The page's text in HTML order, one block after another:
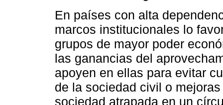
En países con alta
marcos institucionales lo
grupos de mayor poder
las ganancias del
apoyen en ellas para evitar
de la sociedad civil o
sociedad atrapada en un